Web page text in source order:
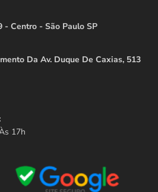
- Centro - São Paulo SP
Da Av. Duque De Caxias, 513
17h